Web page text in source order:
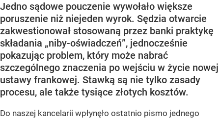
Jedno sądowe pouczenie wywołało większe
poruszenie niż niejeden wyrok. Sędzia otwarcie
zakwestionował stosowaną przez banki praktykę
składania „niby-oświadczeń”, jednocześnie
pokazując problem, który może nabrać
szczególnego znaczenia po wejściu w życie nowej
ustawy frankowej. Stawką są nie tylko zasady
procesu, ale także tysiące złotych kosztów.
Do naszej kancelarii wpłynęło ostatnio pismo jednego